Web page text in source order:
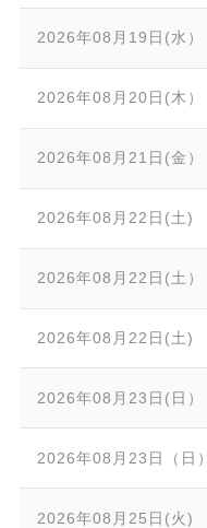
2026年08月19日(水）
2026年08月20日(木）
2026年08月21日(金）
2026年08月22日(土)
2026年08月22日(土）
2026年08月22日(土)
2026年08月23日(日）
2026年08月23日（日）
2026年08月25日(火)